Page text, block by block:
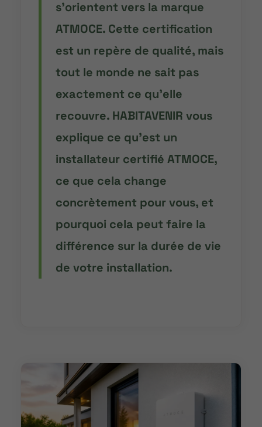
s’orientent vers la marque
ATMOCE. Cette certification
est un repère de qualité, mais
tout le monde ne sait pas
exactement ce qu’elle
recouvre. HABITAVENIR vous
explique ce qu’est un
installateur certifié ATMOCE,
ce que cela change
concrètement pour vous, et
pourquoi cela peut faire la
différence sur la durée de vie
de votre installation.